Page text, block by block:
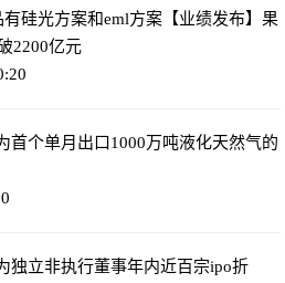
硅光方案和eml方案 【业绩发布】果
2200亿元
首个单月出口1000万吨液化天然气的
独立非执行董事年内近百宗ipo折